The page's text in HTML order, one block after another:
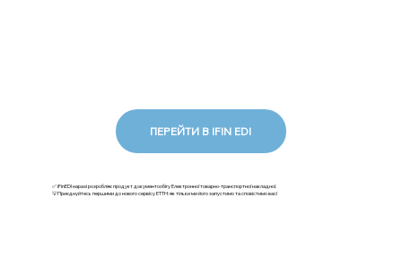
ПЕРЕЙТИ В IFIN EDI
✅ iFinEDI наразі розробляє продукт документообігу Електронної товарно-транспортної накладної.
💡Приєднуйтесь першими до нового сервісу ЕТТН: як тільки ми його запустимо та сповістимо вас!